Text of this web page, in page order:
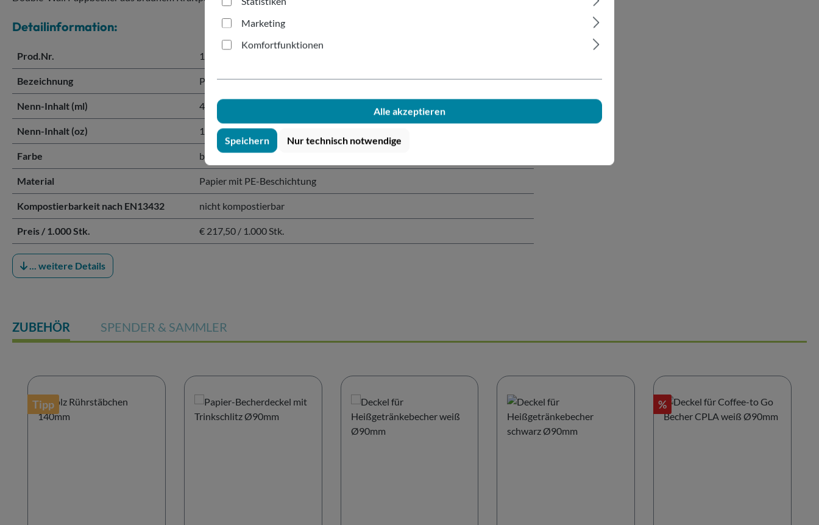
Detailinformation:
Prod.Nr. 152014
Bezeichnung Pappbecher braun doppelwandig Kraftpapier 400ml
Nenn-Inhalt (ml) 400 ml
Nenn-Inhalt (oz) 16 oz
Farbe braun
Material Papier mit PE-Beschichtung
Kompostierbarkeit nach EN13432 nicht kompostierbar
Preis / 1.000 Stk. € 217,50 / 1.000 Stk.
... weitere Details
ZUBEHÖR SPENDER & SAMMLER
Tipp Rabatt
%
Marketing
Komfortfunktionen
Alle akzeptieren
Speichern Nur technisch notwendige